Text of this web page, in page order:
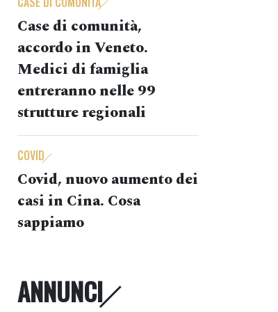
Case di comunità,
accordo in Veneto.
Medici di famiglia
entreranno nelle 99
strutture regionali
COVID
Covid, nuovo aumento dei
casi in Cina. Cosa
sappiamo
ANNUNCI